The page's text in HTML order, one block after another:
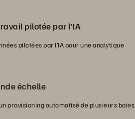
pilotée par l’IA
pilotées par l’IA pour une analytique
échelle
provisioning automatisé de plusieurs baies.